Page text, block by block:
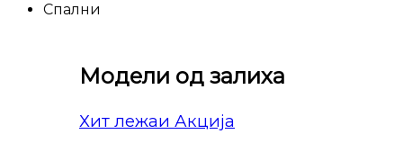
Спални
Модели од залиха
Хит лежаи